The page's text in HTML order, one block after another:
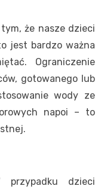
że nasze dzieci
jest bardzo ważna
Ograniczenie
gotowanego lub
wody ze
napoi – to
dzieci